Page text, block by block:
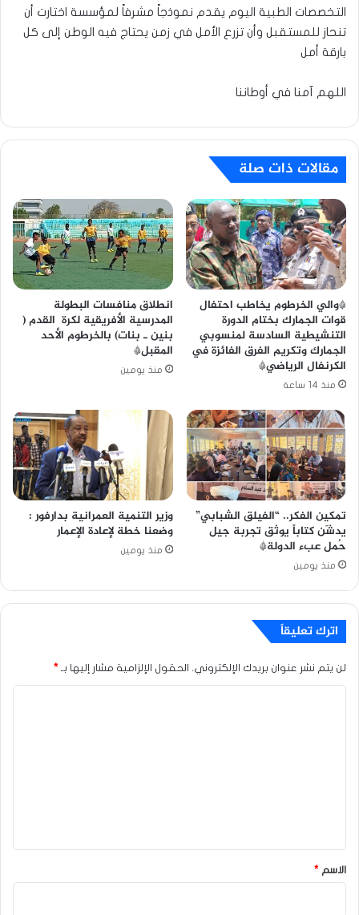
التخصصات الطبية اليوم يقدم نموذجاً مشرفاً لمؤسسة اختارت أن
تنحاز للمستقبل وأن تزرع الأمل في زمن يحتاج فيه الوطن إلى كل
بارقة أمل
اللهم آمنا في أوطاننا
مقالات ذات صلة
*والي الخرطوم يخاطب احتفال
قوات الجمارك بختام الدورة
التنشيطية السادسة لمنسوبي
الجمارك وتكريم الفرق الفائزة في
الكرنفال الرياضي*
منذ 14 ساعة
انطلاق منافسات البطولة
المدرسية الأفريقية لكرة القدم (
بنين ـ بنات) بالخرطوم الأحد
المقبل*
منذ يومين
تمكين الفكر.. “الفيلق الشبابي”
يدشّن كتاباً يوثق تجربة جيل
حُمل عبء الدولة*
منذ يومين
وزير التنمية العمرانية بدارفور :
وضعنا خطة لإعادة الإعمار
منذ يومين
اترك تعليقاً
لن يتم نشر عنوان بريدك الإلكتروني. الحقول الإلزامية مشار إليها بـ *
*
الاسم *